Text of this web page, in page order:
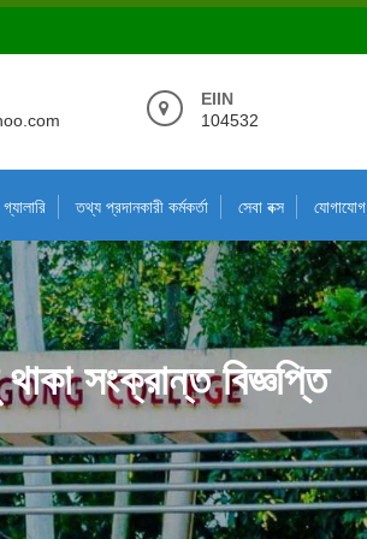
EIIN
104532
গ্যালারি তথ্য প্রদানকারী কর্মকর্তা সেবা বক্স যোগাযোগ
সংক্রান্ত বিজ্ঞপ্তি